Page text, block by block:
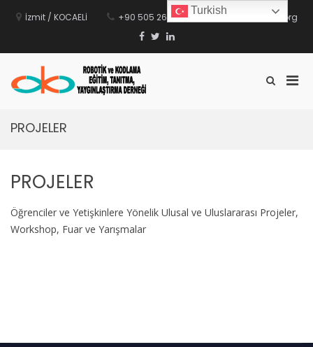
İzmit / KOCAELİ +90 505 2653952 info@robkod.org
Facebook
TwitterLinkedin
Robotik ve Kodlama Eğitim, Tanıtma,
Arama
PROJELER
PROJELER
Öğrenciler ve Yetişkinlere Yönelik Ulusal ve Uluslararası Projeler,
Workshop, Fuar ve Yarışmalar
Turkish